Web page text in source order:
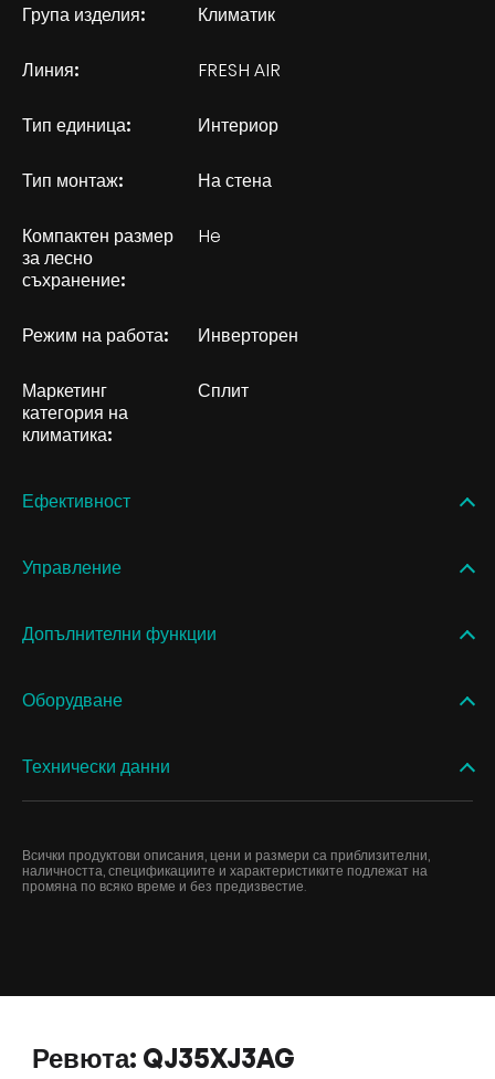
Група изделия: Климатик
Линия: FRESH AIR
Тип единица: Интериор
Тип монтаж: На стена
Компактен размер
за лесно
съхранение:
He
Режим на работа: Инверторен
Маркетинг
категория на
климатика:
Сплит
Ефективност
Управление
Допълнителни функции
Оборудване
Технически данни
Всички продуктови описания, цени и размери са приблизителни,
наличността, спецификациите и характеристиките подлежат на
промяна по всяко време и без предизвестие.
Ревюта: QJ35XJ3AG